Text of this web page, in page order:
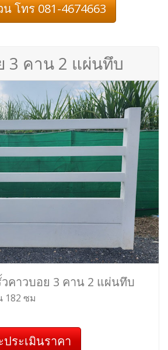
โทร 081-4674663
3 คาน 2 แผ่นทึบ
วคาวบอย 3 คาน 2 แผ่นทึบ
182 ซม
ระเมินราคา